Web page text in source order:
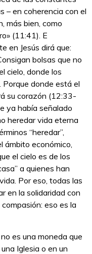
– en coherencia con el
más bien, como
(11:41). E
en Jesús dirá que:
bolsas que no
cielo, donde los
Porque donde está el
su corazón (12:33-
ya había señalado
heredar vida eterna
“heredar”,
ámbito económico,
el cielo es de los
a quienes han
Por eso, todas las
en la solidaridad con
eso es la
es una moneda que
Iglesia o en un